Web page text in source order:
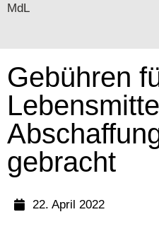
MdL
Gebühren
gebracht
22. April 2022